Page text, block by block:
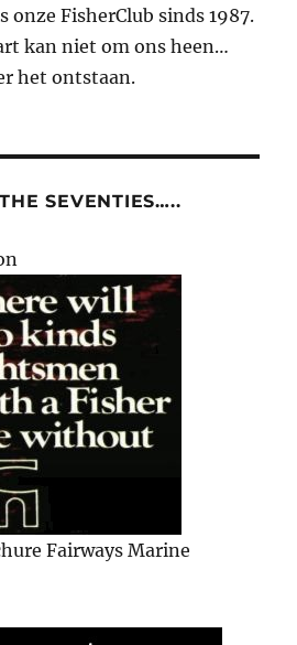
onze FisherClub sinds 1987.
kan niet om ons heen…
het ontstaan.
SEVENTIES…..
Fairways Marine